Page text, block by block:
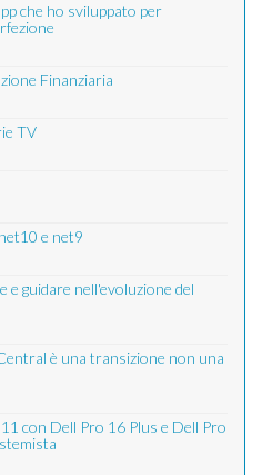
che ho sviluppato per
Finanziaria
TV
e net9
e guidare nell'evoluzione del
è una transizione non una
con Dell Pro 16 Plus e Dell Pro